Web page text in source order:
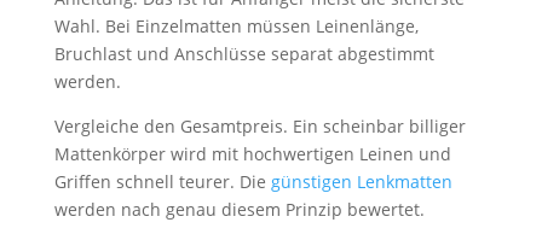
Wahl. Bei Einzelmatten müssen Leinenlänge,
Bruchlast und Anschlüsse separat abgestimmt
werden.
Vergleiche den Gesamtpreis. Ein scheinbar billiger
Mattenkörper wird mit hochwertigen Leinen und
Griffen schnell teurer. Die günstigen Lenkmatten
werden nach genau diesem Prinzip bewertet.